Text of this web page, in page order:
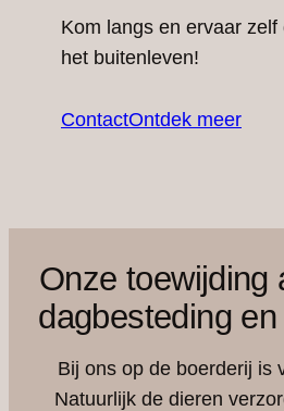
Kom langs en ervaar zelf
het buitenleven!
ContactOntdek meer
Onze toewijding
dagbesteding
Bij ons op de boerderij is
Natuurlijk de dieren